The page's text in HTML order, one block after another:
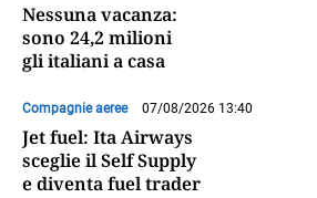
Nessuna vacanza:
sono 24,2 milioni
gli italiani a casa
Compagnie aeree 07/08/2026 13:40
Jet fuel: Ita Airways
sceglie il Self Supply
e diventa fuel trader